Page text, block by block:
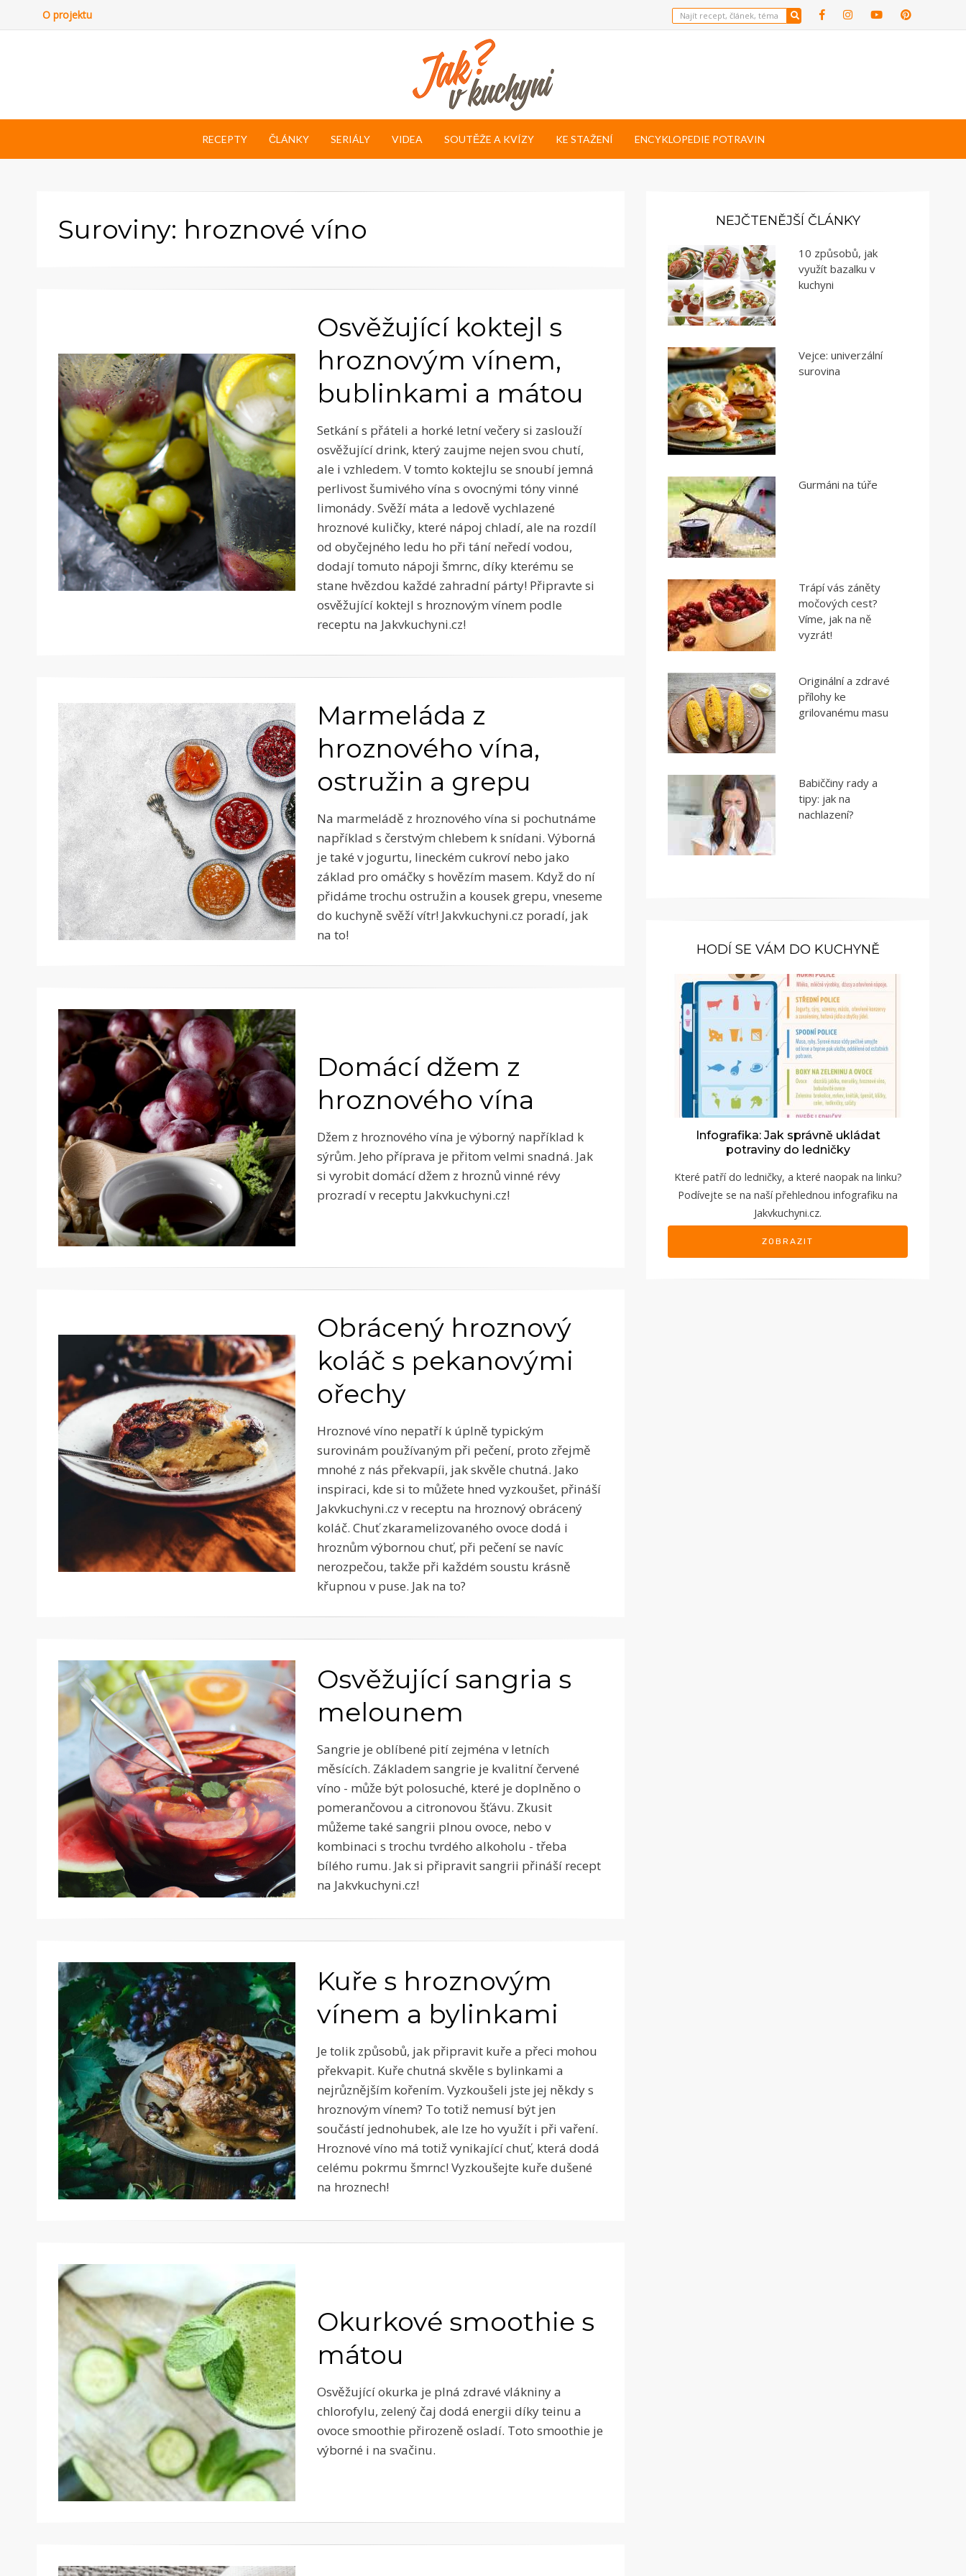
O projektu
RECEPTY ČLÁNKY SERIÁLY VIDEA SOUTĚŽE A KVÍZY KE STAŽENÍ ENCYKLOPEDIE POTRAVIN
Suroviny: hroznové víno
Osvěžující koktejl s
hroznovým vínem,
bublinkami a mátou
Setkání s přáteli a horké letní večery si zaslouží
osvěžující drink, který zaujme nejen svou chutí,
ale i vzhledem. V tomto koktejlu se snoubí jemná
perlivost šumivého vína s ovocnými tóny vinné
limonády. Svěží máta a ledově vychlazené
hroznové kuličky, které nápoj chladí, ale na rozdíl
od obyčejného ledu ho při tání neředí vodou,
dodají tomuto nápoji šmrnc, díky kterému se
stane hvězdou každé zahradní párty! Připravte si
osvěžující koktejl s hroznovým vínem podle
receptu na Jakvkuchyni.cz!
Marmeláda z
hroznového vína,
ostružin a grepu
Na marmeládě z hroznového vína si pochutnáme
například s čerstvým chlebem k snídani. Výborná
je také v jogurtu, lineckém cukroví nebo jako
základ pro omáčky s hovězím masem. Když do ní
přidáme trochu ostružin a kousek grepu, vneseme
do kuchyně svěží vítr! Jakvkuchyni.cz poradí, jak
na to!
Domácí džem z
hroznového vína
Džem z hroznového vína je výborný například k
sýrům. Jeho příprava je přitom velmi snadná. Jak
si vyrobit domácí džem z hroznů vinné révy
prozradí v receptu Jakvkuchyni.cz!
Obrácený hroznový
koláč s pekanovými
ořechy
Hroznové víno nepatří k úplně typickým
surovinám používaným při pečení, proto zřejmě
mnohé z nás překvapíi, jak skvěle chutná. Jako
inspiraci, kde si to můžete hned vyzkoušet, přináší
Jakvkuchyni.cz v receptu na hroznový obrácený
koláč. Chuť zkaramelizovaného ovoce dodá i
hroznům výbornou chuť, při pečení se navíc
nerozpečou, takže při každém soustu krásně
křupnou v puse. Jak na to?
Osvěžující sangria s
melounem
Sangrie je oblíbené pití zejména v letních
měsících. Základem sangrie je kvalitní červené
víno - může být polosuché, které je doplněno o
pomerančovou a citronovou šťávu. Zkusit
můžeme také sangrii plnou ovoce, nebo v
kombinaci s trochu tvrdého alkoholu - třeba
bílého rumu. Jak si připravit sangrii přináší recept
na Jakvkuchyni.cz!
Kuře s hroznovým
vínem a bylinkami
Je tolik způsobů, jak připravit kuře a přeci mohou
překvapit. Kuře chutná skvěle s bylinkami a
nejrůznějším kořením. Vyzkoušeli jste jej někdy s
hroznovým vínem? To totiž nemusí být jen
součástí jednohubek, ale lze ho využít i při vaření.
Hroznové víno má totiž vynikající chuť, která dodá
celému pokrmu šmrnc! Vyzkoušejte kuře dušené
na hroznech!
Okurkové smoothie s
mátou
Osvěžující okurka je plná zdravé vlákniny a
chlorofylu, zelený čaj dodá energii díky teinu a
ovoce smoothie přirozeně osladí. Toto smoothie je
výborné i na svačinu.
NEJČTENĚJŠÍ ČLÁNKY
10 způsobů, jak
využít bazalku v
kuchyni
Vejce: univerzální
surovina
Gurmáni na túře
Trápí vás záněty
močových cest?
Víme, jak na ně
vyzrát!
Originální a zdravé
přílohy ke
grilovanému masu
Babiččiny rady a
tipy: jak na
nachlazení?
HODÍ SE VÁM DO KUCHYNĚ
Infografika: Jak správně ukládat
potraviny do ledničky
Které patří do ledničky, a které naopak na linku?
Podívejte se na naší přehlednou infografiku na
Jakvkuchyni.cz.
ZOBRAZIT